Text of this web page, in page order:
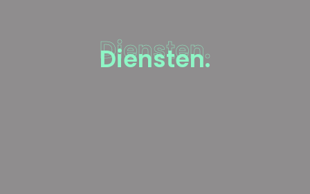
Diensten.
Diensten.